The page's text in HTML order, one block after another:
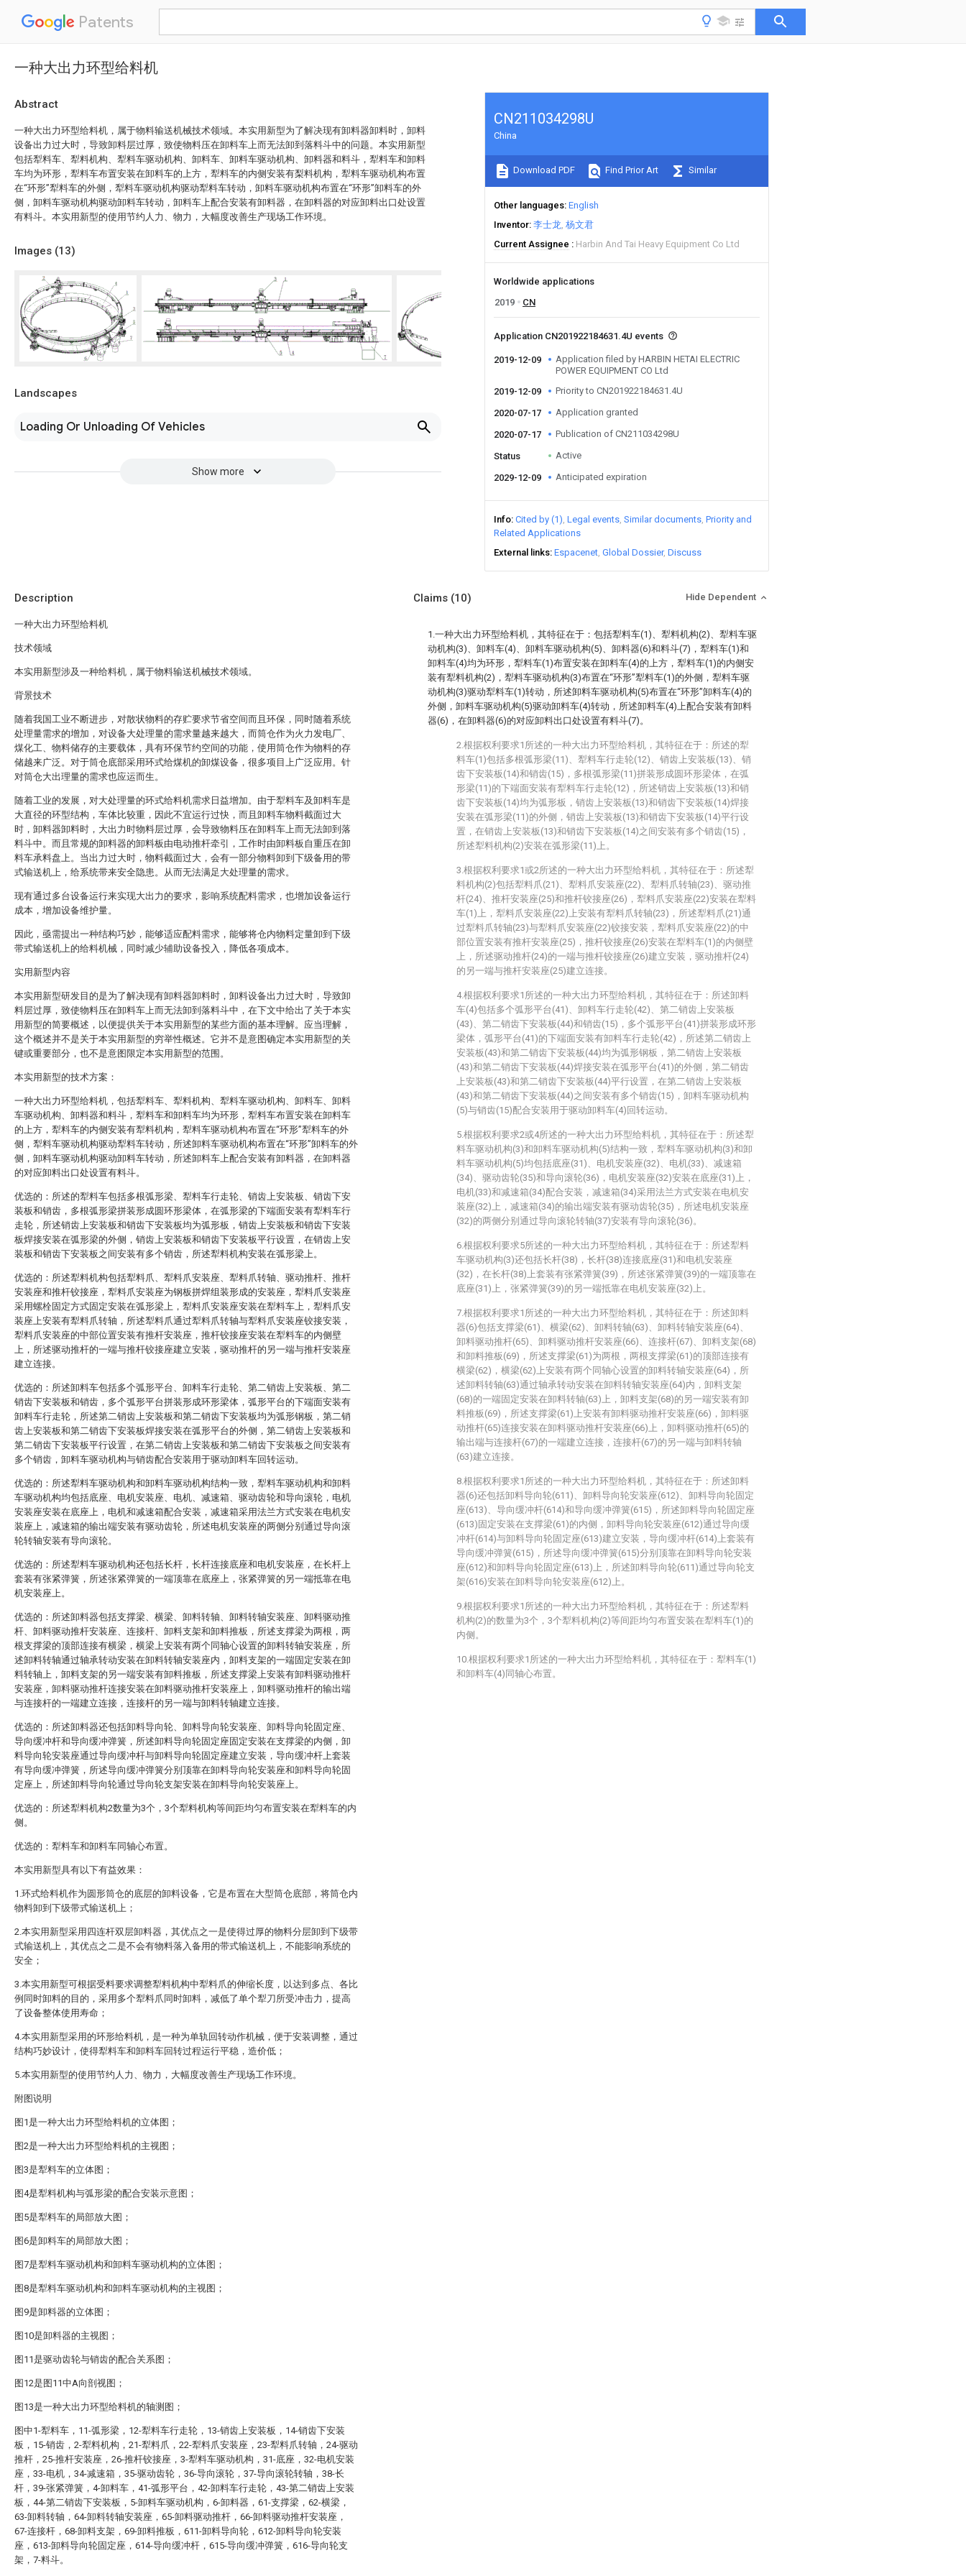
Patents
一种大出力环型给料机
Abstract
一种大出力环型给料机，属于物料输送机械技术领域。本实用新型为了解决现有卸料器卸料时，卸料
设备出力过大时，导致卸料层过厚，致使物料压在卸料车上而无法卸到落料斗中的问题。本实用新型
包括犁料车、犁料机构、犁料车驱动机构、卸料车、卸料车驱动机构、卸料器和料斗，犁料车和卸料
车均为环形，犁料车布置安装在卸料车的上方，犁料车的内侧安装有梨料机构，犁料车驱动机构布置
在“环形”犁料车的外侧，犁料车驱动机构驱动犁料车转动，卸料车驱动机构布置在“环形”卸料车的外
侧，卸料车驱动机构驱动卸料车转动，卸料车上配合安装有卸料器，在卸料器的对应卸料出口处设置
有料斗。本实用新型的使用节约人力、物力，大幅度改善生产现场工作环境。
Images (13)
Landscapes
Loading Or Unloading Of Vehicles
Show more
CN211034298U
China
Download PDF Find Prior Art Similar
Other languages English
Inventor 李士龙 杨文君
Current Assignee
Harbin And Tai Heavy Equipment Co Ltd
Worldwide applications
2019
CN
Application CN201922184631.4U events
2019-12-09
Application filed by HARBIN HETAI ELECTRIC
POWER EQUIPMENT CO Ltd
2019-12-09
Priority to CN201922184631.4U
2020-07-17 Application granted
2020-07-17 Publication of CN211034298U
Status Active
2029-12-09 Anticipated expiration
Info Cited by (1) Legal events Similar documents Priority and
Related Applications
External links Espacenet Global Dossier Discuss
Description
一种大出力环型给料机
技术领域
本实用新型涉及一种给料机，属于物料输送机械技术领域。
背景技术
随着我国工业不断进步，对散状物料的存贮要求节省空间而且环保，同时随着系统
处理量需求的增加，对设备大处理量的需求量越来越大，而筒仓作为火力发电厂、
煤化工、物料储存的主要载体，具有环保节约空间的功能，使用筒仓作为物料的存
储越来广泛。对于筒仓底部采用环式给煤机的卸煤设备，很多项目上广泛应用。针
对筒仓大出理量的需求也应运而生。
随着工业的发展，对大处理量的环式给料机需求日益增加。由于犁料车及卸料车是
大直径的环型结构，车体比较重，因此不宜运行过快，而且卸料车物料截面过大
时，卸料器卸料时，大出力时物料层过厚，会导致物料压在卸料车上而无法卸到落
料斗中。而且常规的卸料器的卸料板由电动推杆牵引，工作时由卸料板自重压在卸
料车承料盘上。当出力过大时，物料截面过大，会有一部分物料卸到下级备用的带
式输送机上，给系统带来安全隐患。从而无法满足大处理量的需求。
现有通过多台设备运行来实现大出力的要求，影响系统配料需求，也增加设备运行
成本，增加设备维护量。
因此，亟需提出一种结构巧妙，能够适应配料需求，能够将仓内物料定量卸到下级
带式输送机上的给料机械，同时减少辅助设备投入，降低各项成本。
实用新型内容
本实用新型研发目的是为了解决现有卸料器卸料时，卸料设备出力过大时，导致卸
料层过厚，致使物料压在卸料车上而无法卸到落料斗中，在下文中给出了关于本实
用新型的简要概述，以便提供关于本实用新型的某些方面的基本理解。应当理解，
这个概述并不是关于本实用新型的穷举性概述。它并不是意图确定本实用新型的关
键或重要部分，也不是意图限定本实用新型的范围。
本实用新型的技术方案：
一种大出力环型给料机，包括犁料车、犁料机构、犁料车驱动机构、卸料车、卸料
车驱动机构、卸料器和料斗，犁料车和卸料车均为环形，犁料车布置安装在卸料车
的上方，犁料车的内侧安装有犁料机构，犁料车驱动机构布置在“环形”犁料车的外
侧，犁料车驱动机构驱动犁料车转动，所述卸料车驱动机构布置在“环形”卸料车的外
侧，卸料车驱动机构驱动卸料车转动，所述卸料车上配合安装有卸料器，在卸料器
的对应卸料出口处设置有料斗。
优选的：所述的犁料车包括多根弧形梁、犁料车行走轮、销齿上安装板、销齿下安
装板和销齿，多根弧形梁拼装形成圆环形梁体，在弧形梁的下端面安装有犁料车行
走轮，所述销齿上安装板和销齿下安装板均为弧形板，销齿上安装板和销齿下安装
板焊接安装在弧形梁的外侧，销齿上安装板和销齿下安装板平行设置，在销齿上安
装板和销齿下安装板之间安装有多个销齿，所述犁料机构安装在弧形梁上。
优选的：所述犁料机构包括犁料爪、犁料爪安装座、犁料爪转轴、驱动推杆、推杆
安装座和推杆铰接座，犁料爪安装座为钢板拼焊组装形成的安装座，犁料爪安装座
采用螺栓固定方式固定安装在弧形梁上，犁料爪安装座安装在犁料车上，犁料爪安
装座上安装有犁料爪转轴，所述犁料爪通过犁料爪转轴与犁料爪安装座铰接安装，
犁料爪安装座的中部位置安装有推杆安装座，推杆铰接座安装在犁料车的内侧壁
上，所述驱动推杆的一端与推杆铰接座建立安装，驱动推杆的另一端与推杆安装座
建立连接。
优选的：所述卸料车包括多个弧形平台、卸料车行走轮、第二销齿上安装板、第二
销齿下安装板和销齿，多个弧形平台拼装形成环形梁体，弧形平台的下端面安装有
卸料车行走轮，所述第二销齿上安装板和第二销齿下安装板均为弧形钢板，第二销
齿上安装板和第二销齿下安装板焊接安装在弧形平台的外侧，第二销齿上安装板和
第二销齿下安装板平行设置，在第二销齿上安装板和第二销齿下安装板之间安装有
多个销齿，卸料车驱动机构与销齿配合安装用于驱动卸料车回转运动。
优选的：所述犁料车驱动机构和卸料车驱动机构结构一致，犁料车驱动机构和卸料
车驱动机构均包括底座、电机安装座、电机、减速箱、驱动齿轮和导向滚轮，电机
安装座安装在底座上，电机和减速箱配合安装，减速箱采用法兰方式安装在电机安
装座上，减速箱的输出端安装有驱动齿轮，所述电机安装座的两侧分别通过导向滚
轮转轴安装有导向滚轮。
优选的：所述犁料车驱动机构还包括长杆，长杆连接底座和电机安装座，在长杆上
套装有张紧弹簧，所述张紧弹簧的一端顶靠在底座上，张紧弹簧的另一端抵靠在电
机安装座上。
优选的：所述卸料器包括支撑梁、横梁、卸料转轴、卸料转轴安装座、卸料驱动推
杆、卸料驱动推杆安装座、连接杆、卸料支架和卸料推板，所述支撑梁为两根，两
根支撑梁的顶部连接有横梁，横梁上安装有两个同轴心设置的卸料转轴安装座，所
述卸料转轴通过轴承转动安装在卸料转轴安装座内，卸料支架的一端固定安装在卸
料转轴上，卸料支架的另一端安装有卸料推板，所述支撑梁上安装有卸料驱动推杆
安装座，卸料驱动推杆连接安装在卸料驱动推杆安装座上，卸料驱动推杆的输出端
与连接杆的一端建立连接，连接杆的另一端与卸料转轴建立连接。
优选的：所述卸料器还包括卸料导向轮、卸料导向轮安装座、卸料导向轮固定座、
导向缓冲杆和导向缓冲弹簧，所述卸料导向轮固定座固定安装在支撑梁的内侧，卸
料导向轮安装座通过导向缓冲杆与卸料导向轮固定座建立安装，导向缓冲杆上套装
有导向缓冲弹簧，所述导向缓冲弹簧分别顶靠在卸料导向轮安装座和卸料导向轮固
定座上，所述卸料导向轮通过导向轮支架安装在卸料导向轮安装座上。
优选的：所述犁料机构2数量为3个，3个犁料机构等间距均匀布置安装在犁料车的内
侧。
优选的：犁料车和卸料车同轴心布置。
本实用新型具有以下有益效果：
1.环式给料机作为圆形筒仓的底层的卸料设备，它是布置在大型筒仓底部，将筒仓内
物料卸到下级带式输送机上；
2.本实用新型采用四连杆双层卸料器，其优点之一是使得过厚的物料分层卸到下级带
式输送机上，其优点之二是不会有物料落入备用的带式输送机上，不能影响系统的
安全；
3.本实用新型可根据受料要求调整犁料机构中犁料爪的伸缩长度，以达到多点、各比
例同时卸料的目的，采用多个犁料爪同时卸料，减低了单个犁刀所受冲击力，提高
了设备整体使用寿命；
4.本实用新型采用的环形给料机，是一种为单轨回转动作机械，便于安装调整，通过
结构巧妙设计，使得犁料车和卸料车回转过程运行平稳，造价低；
5.本实用新型的使用节约人力、物力，大幅度改善生产现场工作环境。
附图说明
图1是一种大出力环型给料机的立体图；
图2是一种大出力环型给料机的主视图；
图3是犁料车的立体图；
图4是犁料机构与弧形梁的配合安装示意图；
图5是犁料车的局部放大图；
图6是卸料车的局部放大图；
图7是犁料车驱动机构和卸料车驱动机构的立体图；
图8是犁料车驱动机构和卸料车驱动机构的主视图；
图9是卸料器的立体图；
图10是卸料器的主视图；
图11是驱动齿轮与销齿的配合关系图；
图12是图11中A向剖视图；
图13是一种大出力环型给料机的轴测图；
图中1-犁料车，11-弧形梁，12-犁料车行走轮，13-销齿上安装板，14-销齿下安装
板，15-销齿，2-犁料机构，21-犁料爪，22-犁料爪安装座，23-犁料爪转轴，24-驱动
推杆，25-推杆安装座，26-推杆铰接座，3-犁料车驱动机构，31-底座，32-电机安装
座，33-电机，34-减速箱，35-驱动齿轮，36-导向滚轮，37-导向滚轮转轴，38-长
杆，39-张紧弹簧，4-卸料车，41-弧形平台，42-卸料车行走轮，43-第二销齿上安装
板，44-第二销齿下安装板，5-卸料车驱动机构，6-卸料器，61-支撑梁，62-横梁，
63-卸料转轴，64-卸料转轴安装座，65-卸料驱动推杆，66-卸料驱动推杆安装座，
67-连接杆，68-卸料支架，69-卸料推板，611-卸料导向轮，612-卸料导向轮安装
座，613-卸料导向轮固定座，614-导向缓冲杆，615-导向缓冲弹簧，616-导向轮支
架，7-料斗。
Claims (10) Hide Dependent
1.一种大出力环型给料机，其特征在于：包括犁料车(1)、犁料机构(2)、犁料车驱
动机构(3)、卸料车(4)、卸料车驱动机构(5)、卸料器(6)和料斗(7)，犁料车(1)和
卸料车(4)均为环形，犁料车(1)布置安装在卸料车(4)的上方，犁料车(1)的内侧安
装有犁料机构(2)，犁料车驱动机构(3)布置在“环形”犁料车(1)的外侧，犁料车驱
动机构(3)驱动犁料车(1)转动，所述卸料车驱动机构(5)布置在“环形”卸料车(4)的
外侧，卸料车驱动机构(5)驱动卸料车(4)转动，所述卸料车(4)上配合安装有卸料
器(6)，在卸料器(6)的对应卸料出口处设置有料斗(7)。
2.根据权利要求1所述的一种大出力环型给料机，其特征在于：所述的犁
料车(1)包括多根弧形梁(11)、犁料车行走轮(12)、销齿上安装板(13)、销
齿下安装板(14)和销齿(15)，多根弧形梁(11)拼装形成圆环形梁体，在弧
形梁(11)的下端面安装有犁料车行走轮(12)，所述销齿上安装板(13)和销
齿下安装板(14)均为弧形板，销齿上安装板(13)和销齿下安装板(14)焊接
安装在弧形梁(11)的外侧，销齿上安装板(13)和销齿下安装板(14)平行设
置，在销齿上安装板(13)和销齿下安装板(14)之间安装有多个销齿(15)，
所述犁料机构(2)安装在弧形梁(11)上。
3.根据权利要求1或2所述的一种大出力环型给料机，其特征在于：所述犁
料机构(2)包括犁料爪(21)、犁料爪安装座(22)、犁料爪转轴(23)、驱动推
杆(24)、推杆安装座(25)和推杆铰接座(26)，犁料爪安装座(22)安装在犁料
车(1)上，犁料爪安装座(22)上安装有犁料爪转轴(23)，所述犁料爪(21)通
过犁料爪转轴(23)与犁料爪安装座(22)铰接安装，犁料爪安装座(22)的中
部位置安装有推杆安装座(25)，推杆铰接座(26)安装在犁料车(1)的内侧壁
上，所述驱动推杆(24)的一端与推杆铰接座(26)建立安装，驱动推杆(24)
的另一端与推杆安装座(25)建立连接。
4.根据权利要求1所述的一种大出力环型给料机，其特征在于：所述卸料
车(4)包括多个弧形平台(41)、卸料车行走轮(42)、第二销齿上安装板
(43)、第二销齿下安装板(44)和销齿(15)，多个弧形平台(41)拼装形成环形
梁体，弧形平台(41)的下端面安装有卸料车行走轮(42)，所述第二销齿上
安装板(43)和第二销齿下安装板(44)均为弧形钢板，第二销齿上安装板
(43)和第二销齿下安装板(44)焊接安装在弧形平台(41)的外侧，第二销齿
上安装板(43)和第二销齿下安装板(44)平行设置，在第二销齿上安装板
(43)和第二销齿下安装板(44)之间安装有多个销齿(15)，卸料车驱动机构
(5)与销齿(15)配合安装用于驱动卸料车(4)回转运动。
5.根据权利要求2或4所述的一种大出力环型给料机，其特征在于：所述犁
料车驱动机构(3)和卸料车驱动机构(5)结构一致，犁料车驱动机构(3)和卸
料车驱动机构(5)均包括底座(31)、电机安装座(32)、电机(33)、减速箱
(34)、驱动齿轮(35)和导向滚轮(36)，电机安装座(32)安装在底座(31)上，
电机(33)和减速箱(34)配合安装，减速箱(34)采用法兰方式安装在电机安
装座(32)上，减速箱(34)的输出端安装有驱动齿轮(35)，所述电机安装座
(32)的两侧分别通过导向滚轮转轴(37)安装有导向滚轮(36)。
6.根据权利要求5所述的一种大出力环型给料机，其特征在于：所述犁料
车驱动机构(3)还包括长杆(38)，长杆(38)连接底座(31)和电机安装座
(32)，在长杆(38)上套装有张紧弹簧(39)，所述张紧弹簧(39)的一端顶靠在
底座(31)上，张紧弹簧(39)的另一端抵靠在电机安装座(32)上。
7.根据权利要求1所述的一种大出力环型给料机，其特征在于：所述卸料
器(6)包括支撑梁(61)、横梁(62)、卸料转轴(63)、卸料转轴安装座(64)、
卸料驱动推杆(65)、卸料驱动推杆安装座(66)、连接杆(67)、卸料支架(68)
和卸料推板(69)，所述支撑梁(61)为两根，两根支撑梁(61)的顶部连接有
横梁(62)，横梁(62)上安装有两个同轴心设置的卸料转轴安装座(64)，所
述卸料转轴(63)通过轴承转动安装在卸料转轴安装座(64)内，卸料支架
(68)的一端固定安装在卸料转轴(63)上，卸料支架(68)的另一端安装有卸
料推板(69)，所述支撑梁(61)上安装有卸料驱动推杆安装座(66)，卸料驱
动推杆(65)连接安装在卸料驱动推杆安装座(66)上，卸料驱动推杆(65)的
输出端与连接杆(67)的一端建立连接，连接杆(67)的另一端与卸料转轴
(63)建立连接。
8.根据权利要求1所述的一种大出力环型给料机，其特征在于：所述卸料
器(6)还包括卸料导向轮(611)、卸料导向轮安装座(612)、卸料导向轮固定
座(613)、导向缓冲杆(614)和导向缓冲弹簧(615)，所述卸料导向轮固定座
(613)固定安装在支撑梁(61)的内侧，卸料导向轮安装座(612)通过导向缓
冲杆(614)与卸料导向轮固定座(613)建立安装，导向缓冲杆(614)上套装有
导向缓冲弹簧(615)，所述导向缓冲弹簧(615)分别顶靠在卸料导向轮安装
座(612)和卸料导向轮固定座(613)上，所述卸料导向轮(611)通过导向轮支
架(616)安装在卸料导向轮安装座(612)上。
9.根据权利要求1所述的一种大出力环型给料机，其特征在于：所述犁料
机构(2)的数量为3个，3个犁料机构(2)等间距均匀布置安装在犁料车(1)的
内侧。
10.根据权利要求1所述的一种大出力环型给料机，其特征在于：犁料车(1)
和卸料车(4)同轴心布置。